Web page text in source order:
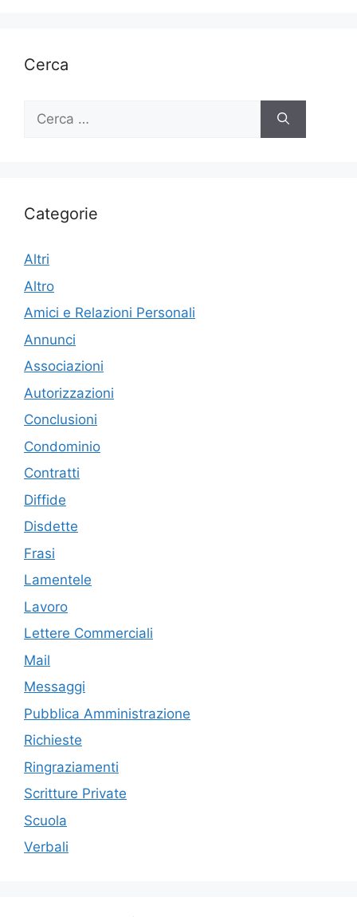
Cerca
Ricerca
Categorie
Altri
Altro
Amici e Relazioni Personali
Annunci
Associazioni
Autorizzazioni
Conclusioni
Condominio
Contratti
Diffide
Disdette
Frasi
Lamentele
Lavoro
Lettere Commerciali
Mail
Messaggi
Pubblica Amministrazione
Richieste
Ringraziamenti
Scritture Private
Scuola
Verbali